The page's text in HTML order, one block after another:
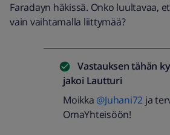
Faradayn häkissä. Onko luultavaa,
vain vaihtamalla liittymää?
Vastauksen tähän
jakoi Lautturi
Moikka @Juhani72 ja
OmaYhteisöön!